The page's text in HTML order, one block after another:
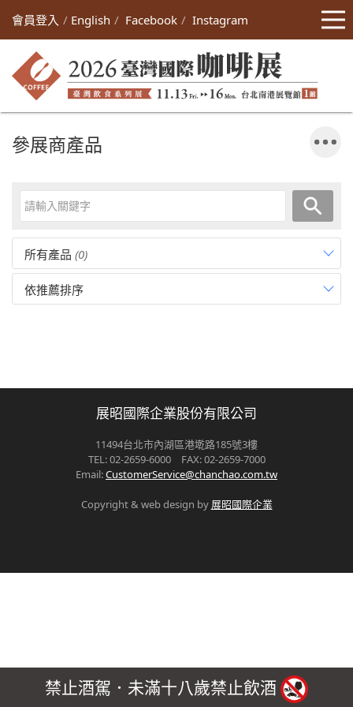
會員登入 English Facebook Instagram
參展商產品
所有產品 (0)
依推薦排序
展昭國際企業股份有限公司
11494台北市內湖區港墘路185號3樓
TEL: 02-2659-6000 FAX: 02-2659-7000
Email:CustomerService@chanchao.com.tw
Copyright & web design by 展昭國際企業
禁止酒駕．未滿十八歲禁止飲酒